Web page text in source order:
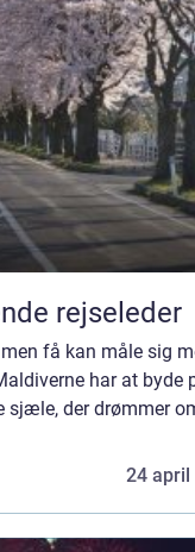
rejseleder
få kan måle sig
har at byde
sjæle, der drømmer
24 april